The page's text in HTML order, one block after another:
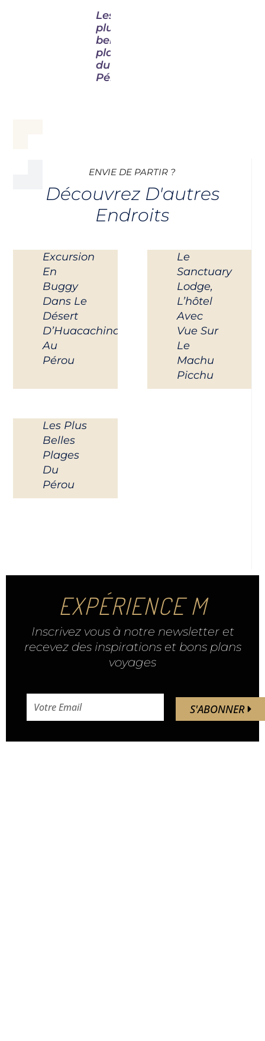
Les
plus
belles
plages
du
Pérou
ENVIE DE PARTIR ?
Découvrez D'autres
Endroits
Excursion
En
Buggy
Dans Le
Désert
D’Huacachina
Au
Pérou
Le
Sanctuary
Lodge,
L’hôtel
Avec
Vue Sur
Le
Machu
Picchu
Les Plus
Belles
Plages
Du
Pérou
EXPÉRIENCE M
Inscrivez vous à notre newsletter et
recevez des inspirations et bons plans
voyages
address
S'ABONNER